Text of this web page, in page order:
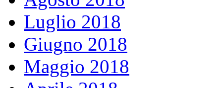
Luglio 2018
Giugno 2018
Maggio 2018